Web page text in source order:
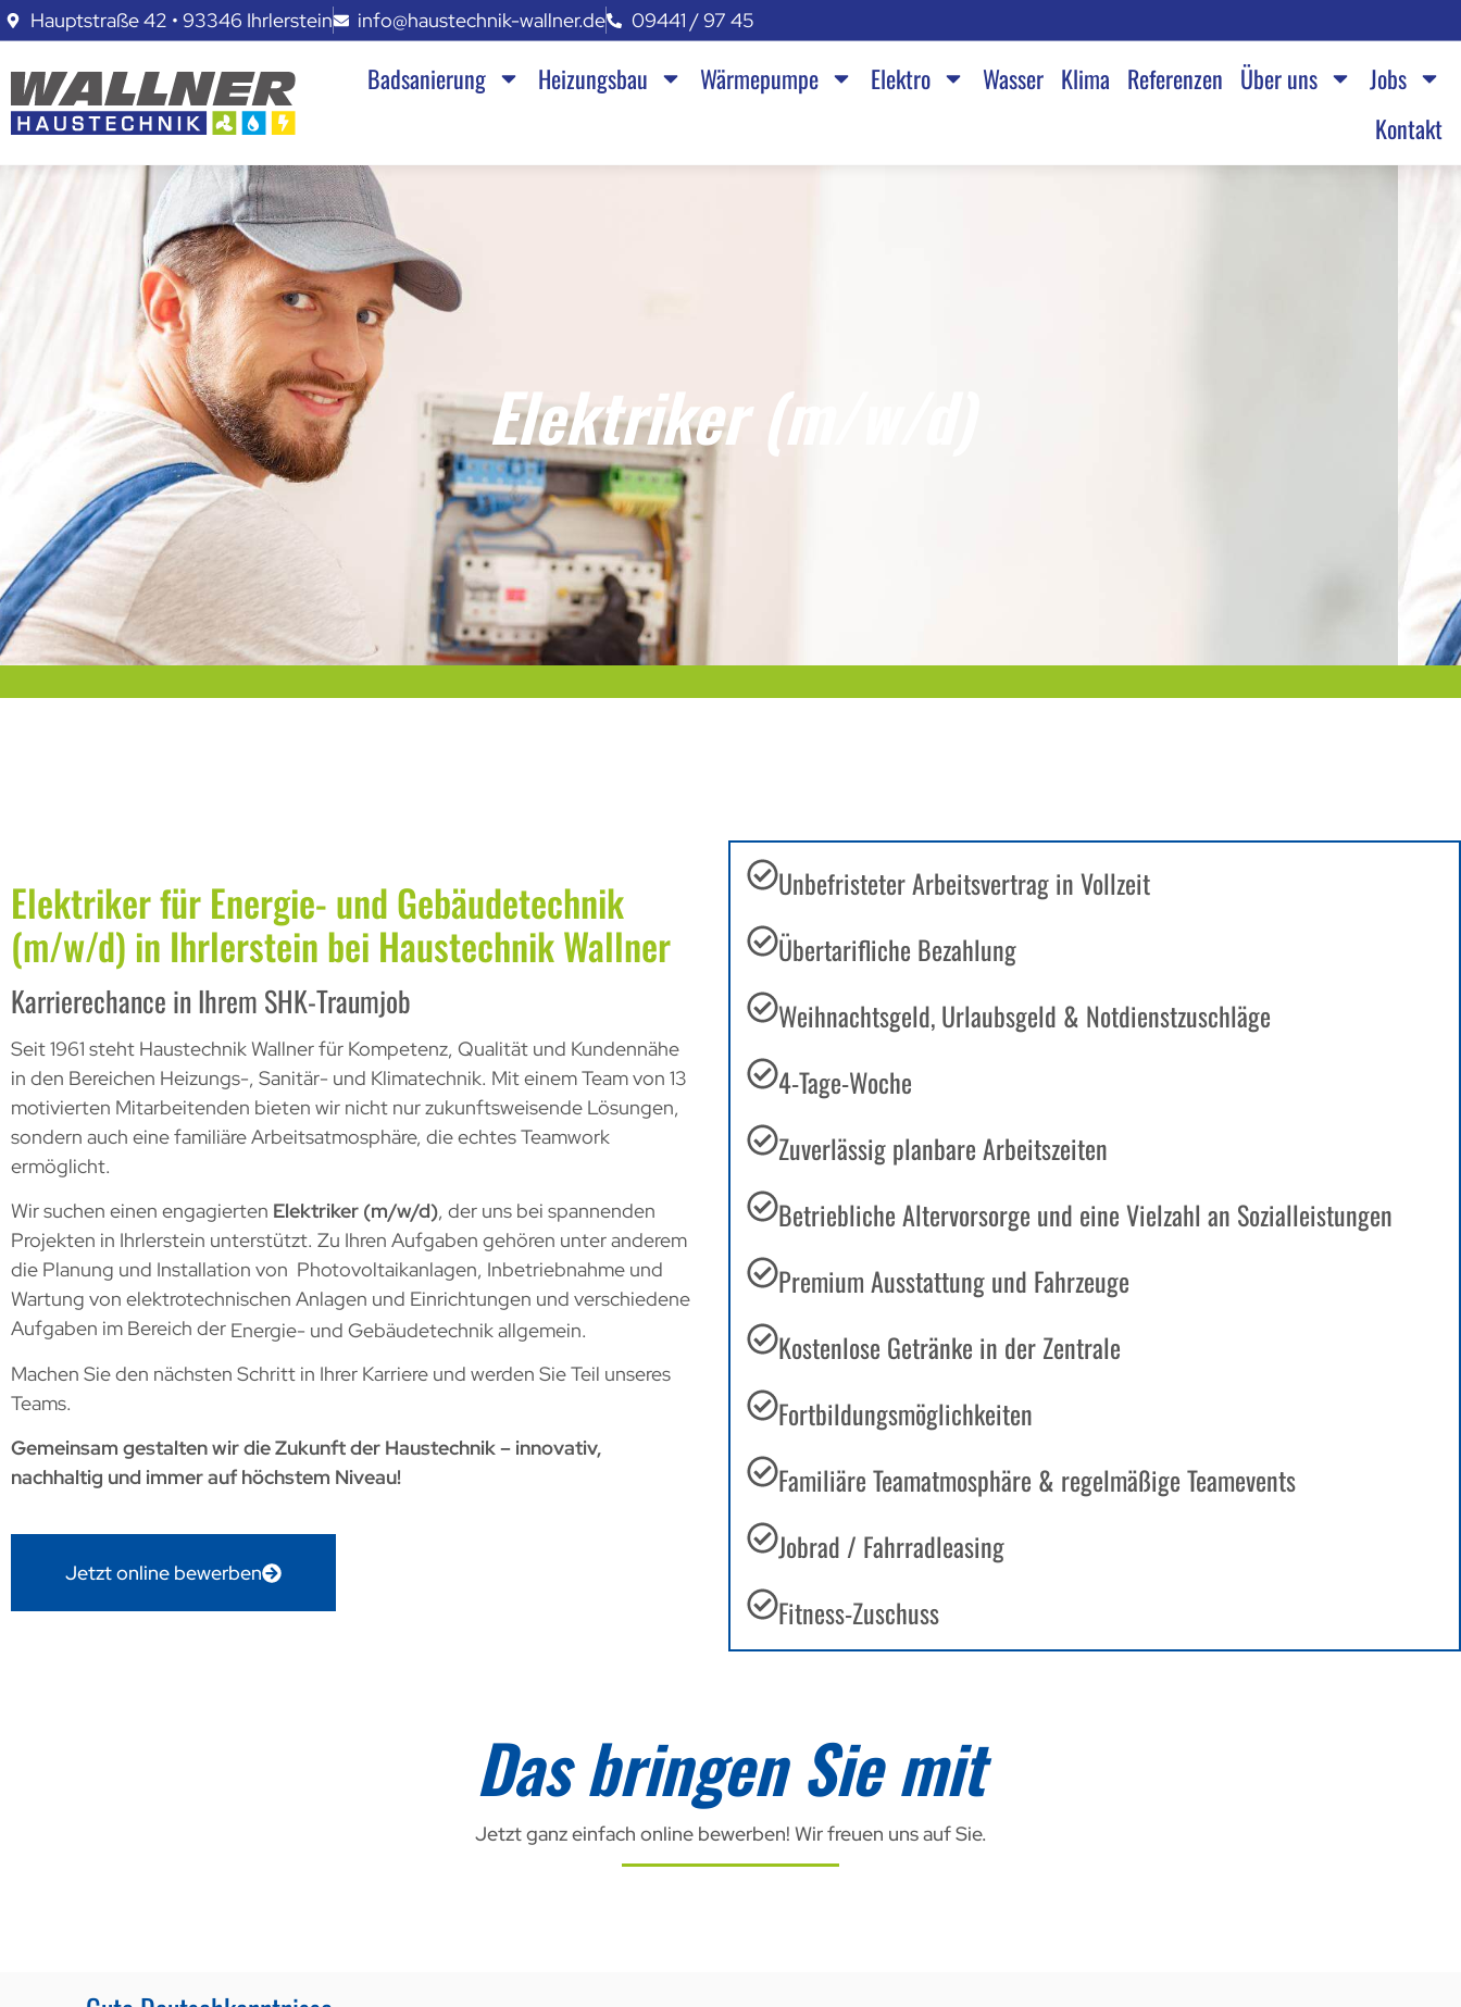
Hauptstraße 42 • 93346 Ihrlerstein info@haustechnik-wallner.de 09441 / 97 45
Badsanierung Heizungsbau Wärmepumpe Elektro Wasser Klima Referenzen Über uns
Jobs
Kontakt
Elektriker (m/w/d)
Elektriker für Energie- und Gebäudetechnik
(m/w/d) in Ihrlerstein bei Haustechnik Wallner
Karrierechance in Ihrem SHK-Traumjob
Seit 1961 steht Haustechnik Wallner für Kompetenz, Qualität und Kundennähe
in den Bereichen Heizungs-, Sanitär- und Klimatechnik. Mit einem Team von 13
motivierten Mitarbeitenden bieten wir nicht nur zukunftsweisende Lösungen,
sondern auch eine familiäre Arbeitsatmosphäre, die echtes Teamwork
ermöglicht.
Wir suchen einen engagierten Elektriker (m/w/d), der uns bei spannenden
Projekten in Ihrlerstein unterstützt. Zu Ihren Aufgaben gehören unter anderem
die Planung und Installation von Photovoltaikanlagen, Inbetriebnahme und
Wartung von elektrotechnischen Anlagen und Einrichtungen und verschiedene
Aufgaben im Bereich der Energie- und Gebäudetechnik allgemein.
Machen Sie den nächsten Schritt in Ihrer Karriere und werden Sie Teil unseres
Teams.
Gemeinsam gestalten wir die Zukunft der Haustechnik – innovativ,
nachhaltig und immer auf höchstem Niveau!
Jetzt online bewerben
Unbefristeter Arbeitsvertrag in Vollzeit
Übertarifliche Bezahlung
Weihnachtsgeld, Urlaubsgeld & Notdienstzuschläge
4-Tage-Woche
Zuverlässig planbare Arbeitszeiten
Betriebliche Altervorsorge und eine Vielzahl an Sozialleistungen
Premium Ausstattung und Fahrzeuge
Kostenlose Getränke in der Zentrale
Fortbildungsmöglichkeiten
Familiäre Teamatmosphäre & regelmäßige Teamevents
Jobrad / Fahrradleasing
Fitness-Zuschuss
Das bringen Sie mit
Jetzt ganz einfach online bewerben! Wir freuen uns auf Sie.